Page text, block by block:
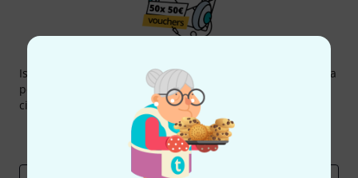
Iscriviti alla newsletter di Thomann, e con un po' di fortuna
potrai vincere uno dei 50 buoni del valore di 50 euro
ciascuno!
Contributi d'ispirazione
Approfondimenti Thomann